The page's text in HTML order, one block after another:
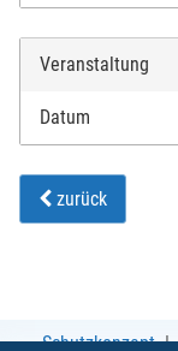
Veranstaltung
Datum
zurück
Schutzkonzept